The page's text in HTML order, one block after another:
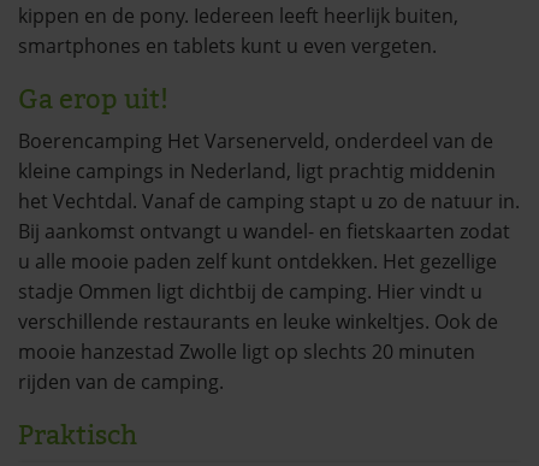
kippen en de pony. Iedereen leeft heerlijk buiten,
smartphones en tablets kunt u even vergeten.
Ga erop uit!
Boerencamping Het Varsenerveld, onderdeel van de
kleine campings in Nederland, ligt prachtig middenin
het Vechtdal. Vanaf de camping stapt u zo de natuur in.
Bij aankomst ontvangt u wandel- en fietskaarten zodat
u alle mooie paden zelf kunt ontdekken. Het gezellige
stadje Ommen ligt dichtbij de camping. Hier vindt u
verschillende restaurants en leuke winkeltjes. Ook de
mooie hanzestad Zwolle ligt op slechts 20 minuten
rijden van de camping.
Praktisch